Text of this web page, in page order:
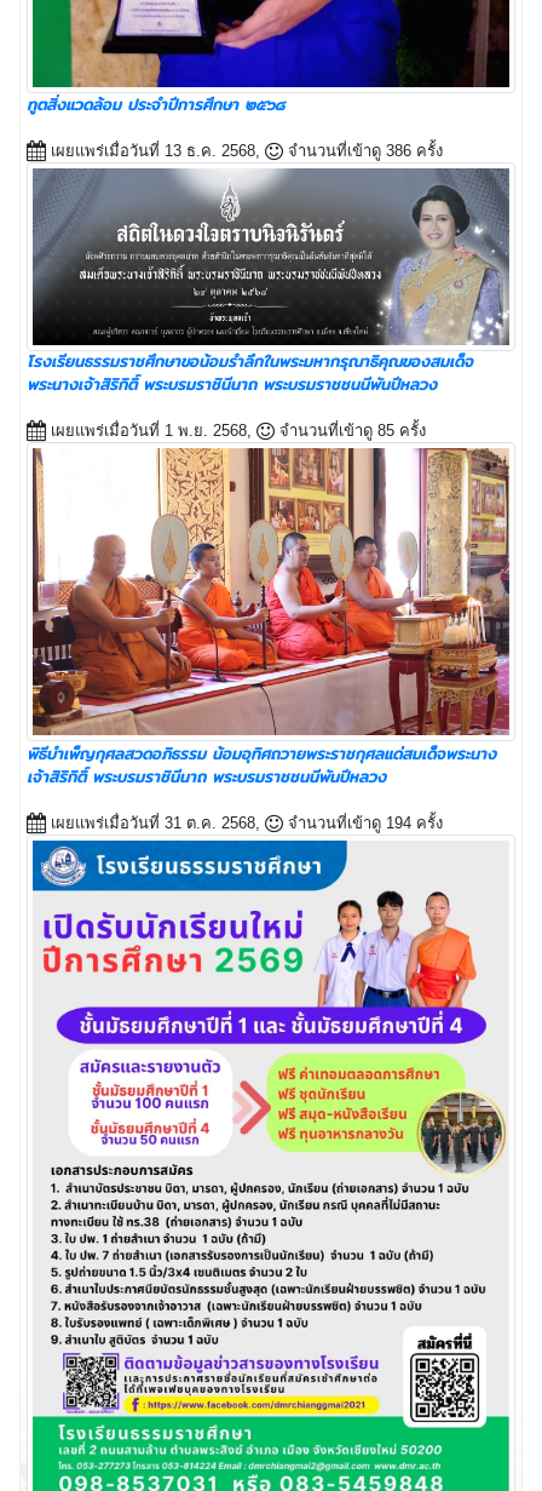
ทูตสิ่งแวดล้อม ประจำปีการศึกษา ๒๕๖๘
เผยแพร่เมื่อวันที่ 13 ธ.ค. 2568, จำนวนที่เข้าดู 386 ครั้ง
โรงเรียนธรรมราชศึกษาขอน้อมรำลึกในพระมหากรุณาธิคุณของสมเด็จ
พระนางเจ้าสิริกิติ์ พระบรมราชินีนาถ พระบรมราชชนนีพันปีหลวง
เผยแพร่เมื่อวันที่ 1 พ.ย. 2568, จำนวนที่เข้าดู 85 ครั้ง
พิธีบำเพ็ญกุศลสวดอภิธรรม น้อมอุทิศถวายพระราชกุศลแด่สมเด็จพระนาง
เจ้าสิริกิติ์ พระบรมราชินีนาถ พระบรมราชชนนีพันปีหลวง
เผยแพร่เมื่อวันที่ 31 ต.ค. 2568, จำนวนที่เข้าดู 194 ครั้ง